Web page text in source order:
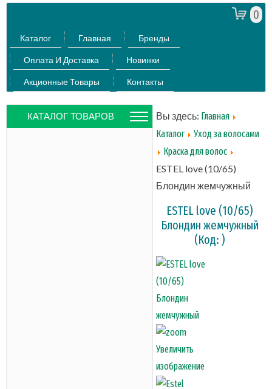
0
Каталог Главная Бренды
Оплата И Доставка Новинки
Акционные Товары Контакты
КАТАЛОГ ТОВАРОВ Вы здесь: Главная
Каталог
Уход за волосами
Краска для волос
ESTEL love (10/65)
Блондин жемчужный
ESTEL love (10/65)
Блондин жемчужный
(Код: )
Увеличить
изображение